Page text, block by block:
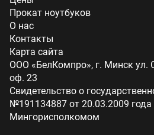
ООО «БелКомпро», г. Минск ул.
оф. 23
Свидетельство о
№191134887 от 20.03.2009
Мингорисполкомом
Прокат ноутбуков
О нас
Контакты
Карта сайта